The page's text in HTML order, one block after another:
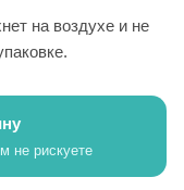
на воздухе и не
не рискуете